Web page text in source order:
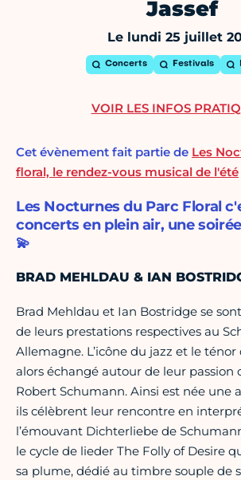
Jassef
Le lundi 25 juillet
Concerts Festivals
Cet évènement fait partie de Les
floral, le rendez-vous musical de l'été
Les Nocturnes du Parc Floral
concerts en plein air, une
💫
BRAD MEHLDAU & IAN
Brad Mehldau et Ian Bostridge se
de leurs prestations respectives au
Allemagne. L’icône du jazz et le ténor
alors échangé autour de leur
Robert Schumann. Ainsi est née une
ils célèbrent leur rencontre en
l’émouvant Dichterliebe de
le cycle de lieder The Folly of Desire
sa plume, dédié au timbre souple de
VOIR LES INFOS